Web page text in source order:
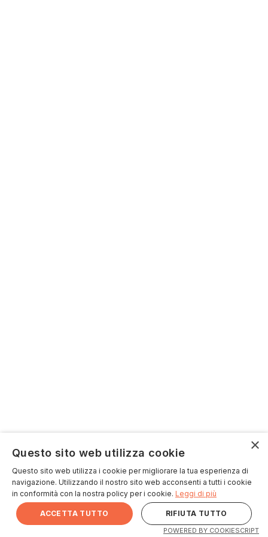
×
Questo sito web utilizza cookie
Questo sito web utilizza i cookie per migliorare la tua esperienza di
navigazione. Utilizzando il nostro sito web acconsenti a tutti i cookie
in conformità con la nostra policy per i cookie. Leggi di più
ACCETTA TUTTO RIFIUTA TUTTO
POWERED BY COOKIESCRIPT